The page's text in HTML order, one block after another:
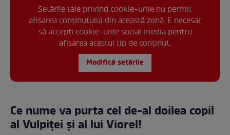
Setările tale privind cookie-urile nu permit
afișarea conținutului din această zonă. E necesar
să accepți cookie-urile social media pentru
afisarea acestui tip de conținut.
Modifică setările
Ce nume va purta cel de-al doilea copil
al Vulpiței și al lui Viorel!